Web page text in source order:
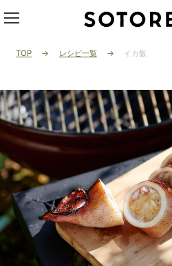
TOP レシピ一覧 イカ飯